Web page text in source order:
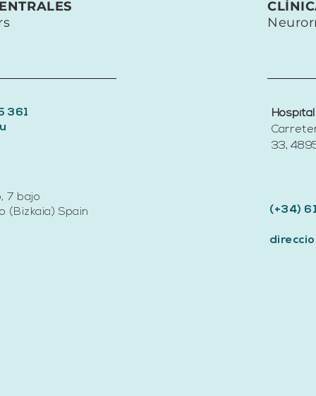
361
7 bajo
(Bizkaia) Spain
33,
(+34)